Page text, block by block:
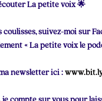
La petite voix 🌟
suivez-moi sur
« La petite voix le
newsletter ici :